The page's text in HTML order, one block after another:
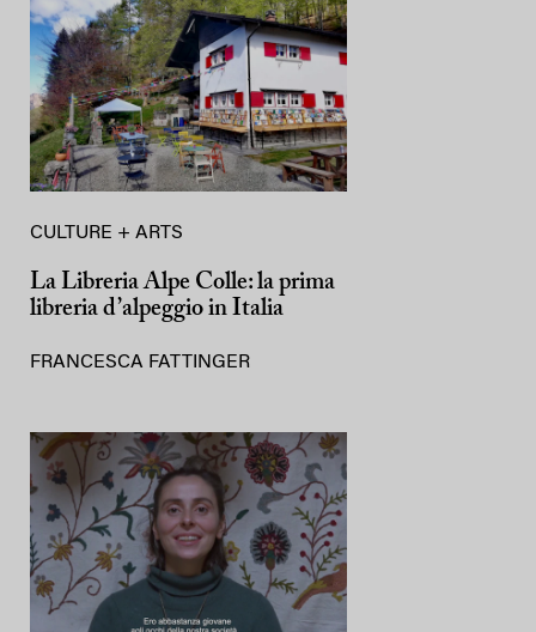
CULTURE + ARTS
La Libreria Alpe Colle: la prima
libreria d’alpeggio in Italia
FRANCESCA FATTINGER